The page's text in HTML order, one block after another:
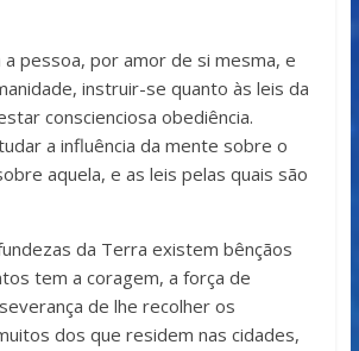
pessoa, por amor de si mesma, e
instruir-se quanto às leis da
conscienciosa obediência.
a influência da mente sobre o
aquela, e as leis pelas quais são
da Terra existem bênçãos
tem a coragem, a força de
de lhe recolher os
dos que residem nas cidades,